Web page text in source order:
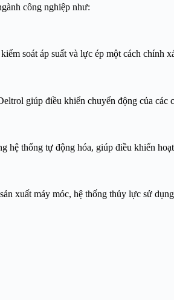
công nghiệp như:
soát áp suất và lực ép một cách chính
giúp điều khiển chuyển động của các
hệ thống tự động hóa, giúp điều khiển
xuất máy móc, hệ thống thủy lực sử